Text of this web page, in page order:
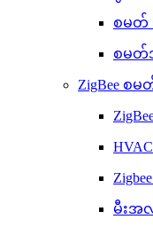
စမတ်
စမတ်
ZigBee စ
မီးအလ